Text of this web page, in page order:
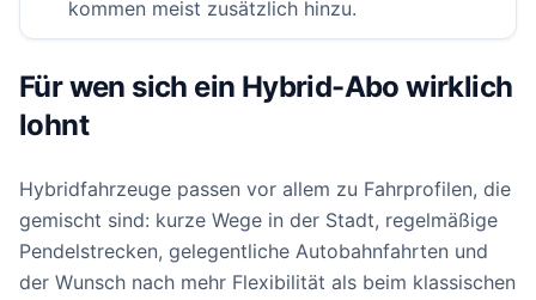
kommen meist zusätzlich hinzu.
Für wen sich ein Hybrid-Abo wirklich
lohnt
Hybridfahrzeuge passen vor allem zu Fahrprofilen, die
gemischt sind: kurze Wege in der Stadt, regelmäßige
Pendelstrecken, gelegentliche Autobahnfahrten und
der Wunsch nach mehr Flexibilität als beim klassischen